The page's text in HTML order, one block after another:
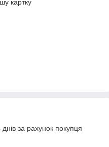
картку
за рахунок покупця